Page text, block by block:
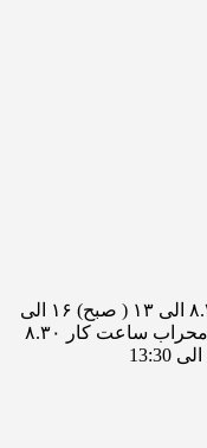
ساعات کار شعبه مرکزی : ساعت کار ۸.۳۰ الی ۱۳ ( صبح) ۱۶ الی
۲۰ (عصر ) / ساعات کار شعبه کیان ابزار محراب ساعت کار ۸.۳۰